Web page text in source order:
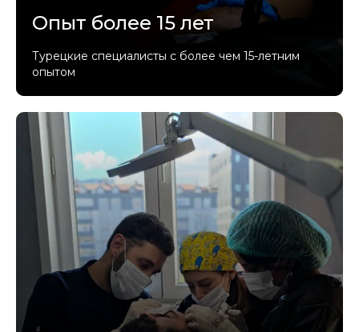
Опыт более 15 лет
Турецкие специалисты с более чем 15-летним
опытом